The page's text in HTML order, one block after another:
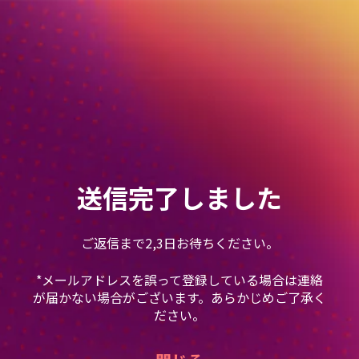
送信完了しました
ご返信まで2,3日お待ちください。
*メールアドレスを誤って登録している場合は連絡
が届かない場合がございます。あらかじめご了承く
ださい。